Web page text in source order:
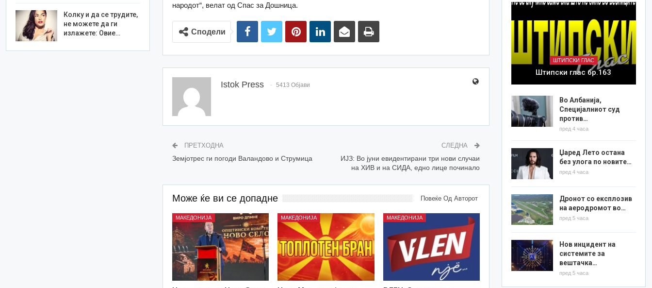
народот“, велат од Спас за Дошница.
Сподели
Istok Press 5413 Објави
ПРЕТХОДНА
Земјотрес ги погоди Валандово и Струмица
СЛЕДНА
ИЈЗ: Во јуни евидентирани три нови случаи
на ХИВ и на СИДА, едно лице починало
Може ќе ви се допадне Повеќе Од Авторот
МАКЕДОНИЈА МАКЕДОНИЈА МАКЕДОНИЈА
ШТИПСКИ ГЛАС
Штипски глас бр.163
Во Албанија,
Специјалниот суд
против…
пред 4 часа
Џаред Лето остана
без улога по новите…
пред 4 часа
Дронот со експлозив
на аеродромот во…
пред 5 часа
Нов инцидент на
системите за
вештачка…
пред 5 часа
Колку и да се трудите,
не можете да ги
излажете: Овие…